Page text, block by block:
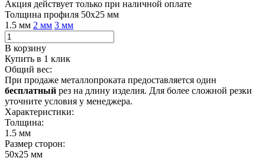
Акция действует только при наличной оплате
Толщина профиля 50х25 мм
1.5 мм 2 мм 3 мм
В корзину
Купить в 1 клик
Общий вес:
При продаже металлопроката предоставляется один
бесплатный рез на длину изделия. Для более сложной резки
уточните условия у менеджера.
Характеристики:
Толщина:
1.5 мм
Размер сторон:
50х25 мм